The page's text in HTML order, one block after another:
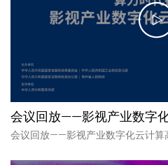
会议回放——影视产业数字
会议回放——影视产业数字化云计算